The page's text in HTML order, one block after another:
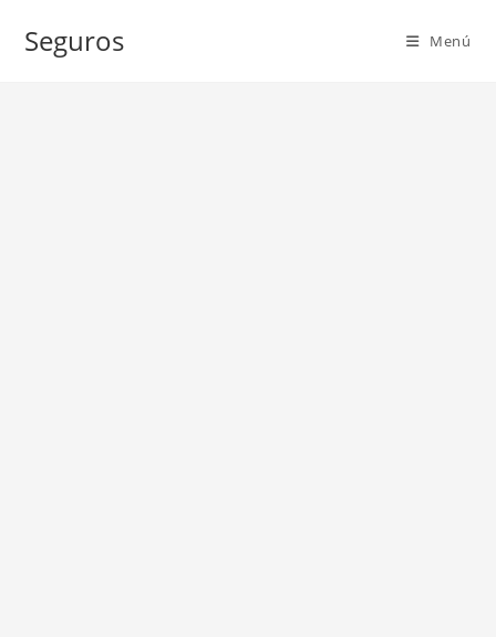
Seguros Menú